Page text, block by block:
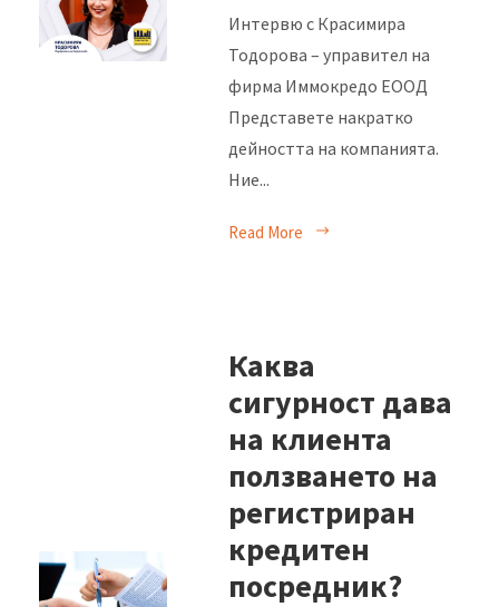
Интервю с Красимира
Тодорова – управител на
фирма Иммокредо ЕООД
Представете накратко
дейността на компанията.
Ние...
Read More
Каква
сигурност дава
на клиента
ползването на
регистриран
кредитен
посредник?